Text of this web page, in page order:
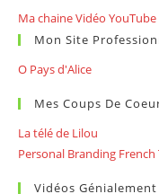
Ma chaine Vidéo YouTube
Mon Site
O Pays d'Alice
Mes Coups De
La télé de Lilou
Personal Branding French
Vidéos